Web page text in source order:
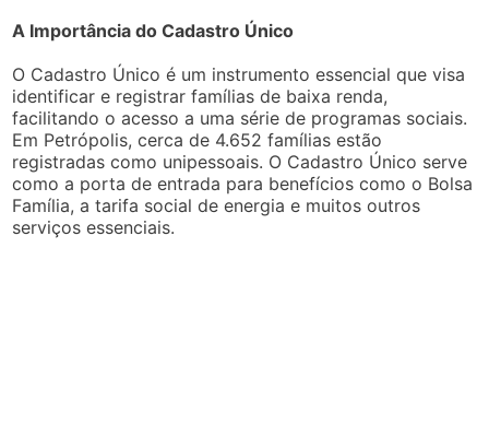
A Importância do Cadastro Único
O Cadastro Único é um instrumento essencial que visa
identificar e registrar famílias de baixa renda,
facilitando o acesso a uma série de programas sociais.
Em Petrópolis, cerca de 4.652 famílias estão
registradas como unipessoais. O Cadastro Único serve
como a porta de entrada para benefícios como o Bolsa
Família, a tarifa social de energia e muitos outros
serviços essenciais.